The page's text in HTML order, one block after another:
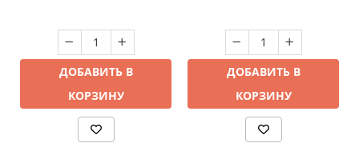
ДОБАВИТЬ В
КОРЗИНУ
ДОБАВИТЬ В
КОРЗИНУ